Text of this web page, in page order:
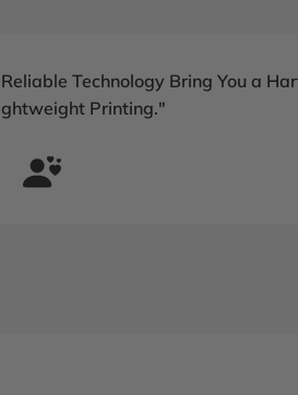
Technology Bring You a
Printing."